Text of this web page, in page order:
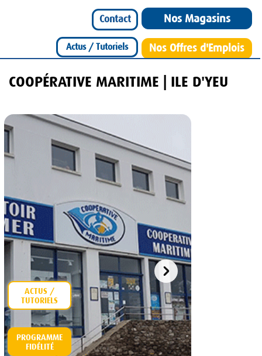
Nos Magasins
Actus / Tutoriels Nos Offres d'Emplois
Contact
COOPÉRATIVE MARITIME | ILE D'YEU
PROGRAMME
FIDÉLITÉ
ACTUS /
TUTORIELS